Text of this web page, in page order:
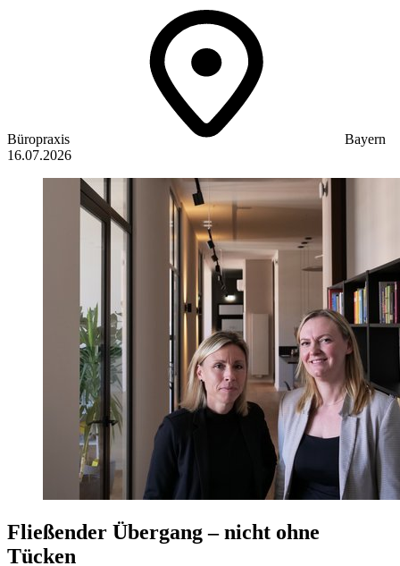
Büropraxis
Bayern
16.07.2026
Fließender Übergang – nicht ohne
Tücken